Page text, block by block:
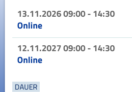
der Zeitschrift für
13.11.202609:00 - 14:30
Online
12.11.202709:00 - 14:30
Online
DAUER